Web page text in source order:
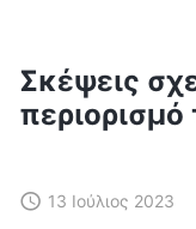
Σκέψεις
13 Ιούλιος 2023